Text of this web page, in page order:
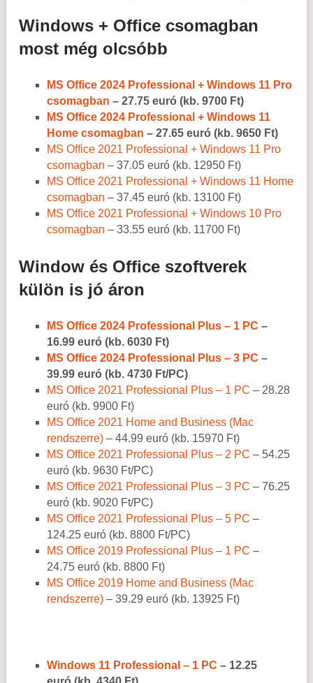
Windows + Office csomagban
most még olcsóbb
MS Office 2024 Professional + Windows 11 Pro
csomagban – 27.75 euró (kb. 9700 Ft)
MS Office 2024 Professional + Windows 11
Home csomagban – 27.65 euró (kb. 9650 Ft)
MS Office 2021 Professional + Windows 11 Pro
csomagban – 37.05 euró (kb. 12950 Ft)
MS Office 2021 Professional + Windows 11 Home
csomagban – 37.45 euró (kb. 13100 Ft)
MS Office 2021 Professional + Windows 10 Pro
csomagban – 33.55 euró (kb. 11700 Ft)
Window és Office szoftverek
külön is jó áron
MS Office 2024 Professional Plus – 1 PC –
16.99 euró (kb. 6030 Ft)
MS Office 2024 Professional Plus – 3 PC –
39.99 euró (kb. 4730 Ft/PC)
MS Office 2021 Professional Plus – 1 PC – 28.28
euró (kb. 9900 Ft)
MS Office 2021 Home and Business (Mac
rendszerre) – 44.99 euró (kb. 15970 Ft)
MS Office 2021 Professional Plus – 2 PC – 54.25
euró (kb. 9630 Ft/PC)
MS Office 2021 Professional Plus – 3 PC – 76.25
euró (kb. 9020 Ft/PC)
MS Office 2021 Professional Plus – 5 PC –
124.25 euró (kb. 8800 Ft/PC)
MS Office 2019 Professional Plus – 1 PC –
24.75 euró (kb. 8800 Ft)
MS Office 2019 Home and Business (Mac
rendszerre) – 39.29 euró (kb. 13925 Ft)
Windows 11 Professional – 1 PC – 12.25